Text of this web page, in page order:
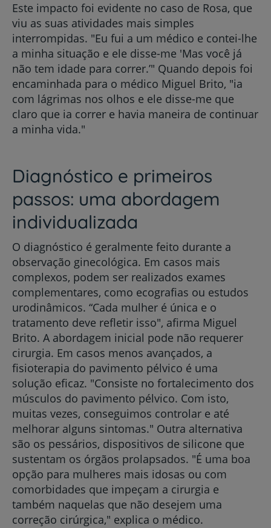
Este impacto foi evidente no caso de Rosa, que
viu as suas atividades mais simples
interrompidas. "Eu fui a um médico e contei-lhe
a minha situação e ele disse-me 'Mas você já
não tem idade para correr.’" Quando depois foi
encaminhada para o médico Miguel Brito, "ia
com lágrimas nos olhos e ele disse-me que
claro que ia correr e havia maneira de continuar
a minha vida."
Diagnóstico e primeiros
passos: uma abordagem
individualizada
O diagnóstico é geralmente feito durante a
observação ginecológica. Em casos mais
complexos, podem ser realizados exames
complementares, como ecografias ou estudos
urodinâmicos. “Cada mulher é única e o
tratamento deve refletir isso", afirma Miguel
Brito. A abordagem inicial pode não requerer
cirurgia. Em casos menos avançados, a
fisioterapia do pavimento pélvico é uma
solução eficaz. "Consiste no fortalecimento dos
músculos do pavimento pélvico. Com isto,
muitas vezes, conseguimos controlar e até
melhorar alguns sintomas." Outra alternativa
são os pessários, dispositivos de silicone que
sustentam os órgãos prolapsados. "É uma boa
opção para mulheres mais idosas ou com
comorbidades que impeçam a cirurgia e
também naquelas que não desejem uma
correção cirúrgica," explica o médico.